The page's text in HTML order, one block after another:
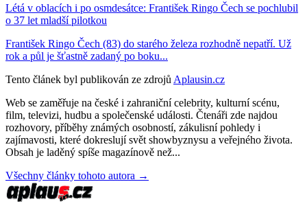
Létá v oblacích i po osmdesátce: František Ringo Čech se pochlubil
o 37 let mladší pilotkou
František Ringo Čech (83) do starého železa rozhodně nepatří. Už
rok a půl je šťastně zadaný po boku...
Tento článek byl publikován ze zdrojů Aplausin.cz
Web se zaměřuje na české i zahraniční celebrity, kulturní scénu,
film, televizi, hudbu a společenské události. Čtenáři zde najdou
rozhovory, příběhy známých osobností, zákulisní pohledy i
zajímavosti, které dokreslují svět showbyznysu a veřejného života.
Obsah je laděný spíše magazínově než...
Všechny články tohoto autora →